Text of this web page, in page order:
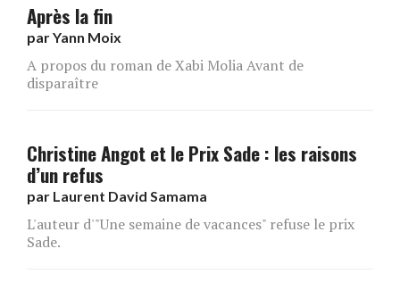
Après la fin
parYann Moix
A propos du roman de Xabi Molia Avant de
disparaître
Christine Angot et le Prix Sade : les raisons
d’un refus
par Laurent David Samama
L'auteur d'"Une semaine de vacances" refuse le prix
Sade.